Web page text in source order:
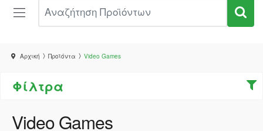
Αρχική Προϊόντα Video Games
Φίλτρα
Video Games